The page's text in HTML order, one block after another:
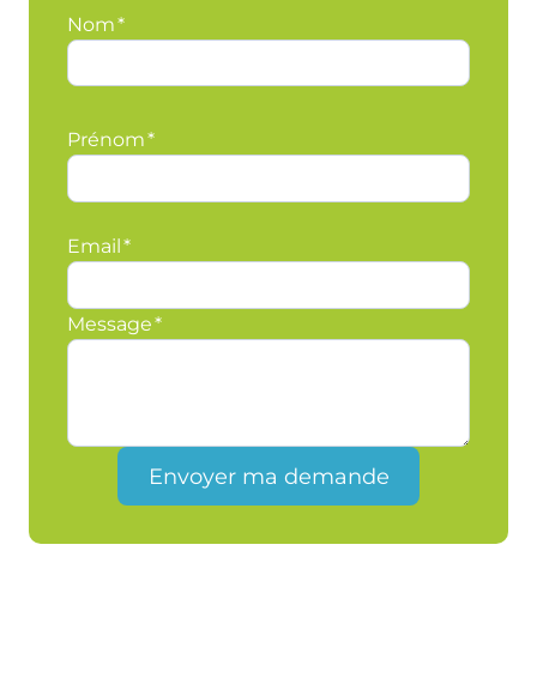
Nom*
Prénom*
Email *
Message*
Envoyer ma demande